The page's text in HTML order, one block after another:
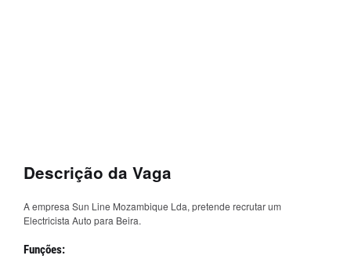
Descrição da Vaga
A empresa Sun Line Mozambique Lda, pretende recrutar um
Electricista Auto para Beira.
Funções: